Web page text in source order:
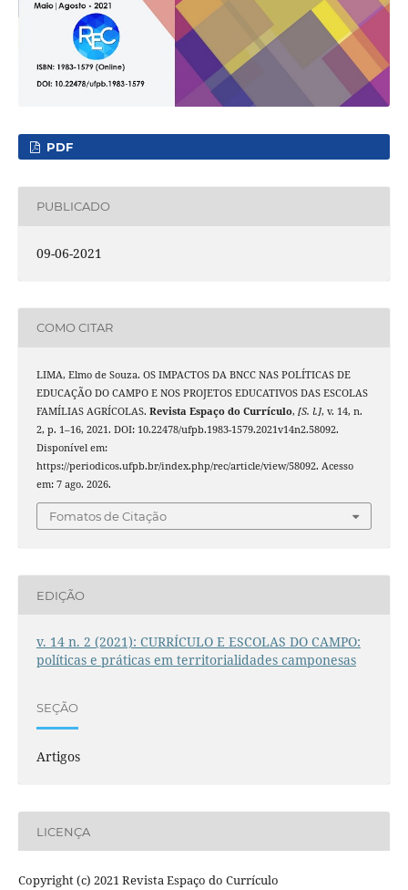
PDF
PUBLICADO
09-06-2021
COMO CITAR
LIMA, Elmo de Souza. OS IMPACTOS DA BNCC NAS POLÍTICAS DE
EDUCAÇÃO DO CAMPO E NOS PROJETOS EDUCATIVOS DAS ESCOLAS
FAMÍLIAS AGRÍCOLAS. Revista Espaço do Currículo, [S. l.], v. 14, n.
2, p. 1–16, 2021. DOI: 10.22478/ufpb.1983-1579.2021v14n2.58092.
Disponível em:
https://periodicos.ufpb.br/index.php/rec/article/view/58092. Acesso
em: 7 ago. 2026.
Fomatos de Citação
EDIÇÃO
v. 14 n. 2 (2021): CURRÍCULO E ESCOLAS DO CAMPO:
políticas e práticas em territorialidades camponesas
SEÇÃO
Artigos
LICENÇA
Copyright (c) 2021 Revista Espaço do Currículo